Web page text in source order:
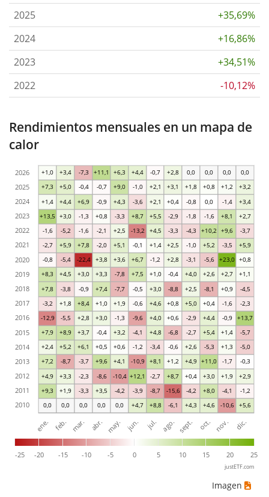
2025
+35,69%
2024
+16,86%
2023
+34,51%
2022
-10,12%
Rendimientos mensuales en un mapa de
calor
0,0 0,0 0,0 0,0 0,0 +4,7 +8,8 -6,1 +4,3 +4,6 -10,6 +5,6
+9,3 +1,9 -3,3 +3,5 -4,2 -3,9 -8,7 -15,6 -4,2 +8,0 -4,1 -1,2
+4,9 +3,3 -2,3 -8,6 -10,4 +12,1 -2,7 +8,7 +0,4 +3,0 +1,9 +2,9
+7,2 -8,7 -3,7 +9,6 +4,1 -10,9 +8,1 +1,2 +4,9 +11,0 -1,7 -0,3
+2,4 +5,2 +6,1 +0,5 +0,6 -1,2 -3,4 -0,6 +2,6 -5,3 +1,3 -5,0
+7,9 +8,9 +3,7 -0,4 +3,2 -4,1 +4,8 -6,8 -2,7 +5,4 +1,4 -5,7
-12,9 -5,5 +2,8 +3,0 -1,3 -9,6 +4,0 +0,6 -2,9 +4,4 -0,9 +13,7
-3,2 +1,8 +8,4 +1,0 +1,9 -0,6 +4,6 +0,8 +5,0 +0,4 -1,6 -2,3
+7,8 -3,8 -0,9 +7,4 -7,7 -0,5 +3,0 -8,8 +2,5 -8,1 +0,9 -4,5
+8,3 +4,5 +3,0 +3,3 -7,8 +7,5 +1,0 -0,4 +4,0 +2,6 +2,7 +1,1
-0,8 -5,4 -22,4 +3,8 +3,6 +6,7 -1,2 +2,8 -3,1 -5,6 +23,0 +0,8
-2,7 +5,9 +7,8 -2,0 +5,1 -0,1 +1,4 +2,5 -1,0 +5,2 -3,5 +5,9
-1,6 -5,2 -1,6 -2,1 +2,5 -13,2 +4,5 -3,3 -4,3 +10,2 +9,6 -3,7
+13,5 +3,0 -1,3 +0,8 -3,3 +8,7 +5,5 -2,9 -1,8 -1,6 +8,1 +2,7
+1,4 +4,4 +6,9 -0,9 +4,3 -3,6 +2,1 +0,4 -0,8 0,0 -1,4 +3,4
+7,3 +5,0 -0,4 -0,7 +9,0 -1,0 +2,1 +3,1 +1,8 +0,8 +1,2 +3,2
+1,0 +3,4 -7,3 +11,1 +6,3 +4,4 -0,7 +2,8 0,0 0,0 0,0 0,0
-25 -20 -15 -10 -5 0 5 10 15 20 25
ene. feb. mar. abr. may. jun. jul. ago. sept. oct. nov. dic.
2010
2011
2012
2013
2014
2015
2016
2017
2018
2019
2020
2021
2022
2023
2024
2025
2026
justETF.com
Imagen